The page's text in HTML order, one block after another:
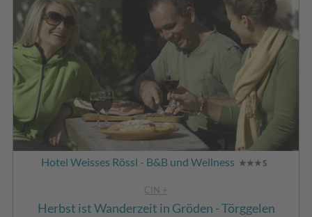
Hotel Weisses Rössl - B&B und Wellness
CIN +
Herbst ist Wanderzeit in Gröden - Törggelen